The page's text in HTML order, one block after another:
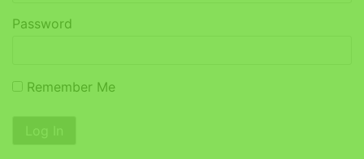
Password
Remember Me